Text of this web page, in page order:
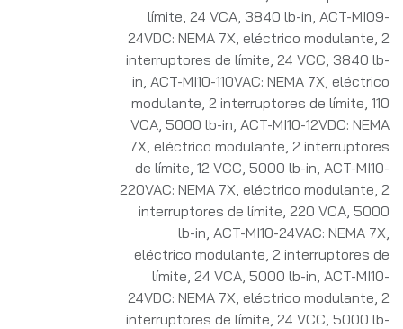
límite, 24 VCA, 3840 lb-in ACT-MI09-
24VDC: NEMA 7X, eléctrico modulante, 2
interruptores de límite, 24 VCC, 3840 lb-
in ACT-MI10-110VAC: NEMA 7X, eléctrico
modulante, 2 interruptores de límite, 110
VCA, 5000 lb-in ACT-MI10-12VDC: NEMA
7X, eléctrico modulante, 2 interruptores
de límite, 12 VCC, 5000 lb-in ACT-MI10-
220VAC: NEMA 7X, eléctrico modulante, 2
interruptores de límite, 220 VCA, 5000
lb-in ACT-MI10-24VAC: NEMA 7X,
eléctrico modulante, 2 interruptores de
límite, 24 VCA, 5000 lb-in ACT-MI10-
24VDC: NEMA 7X, eléctrico modulante, 2
interruptores de límite, 24 VCC, 5000 lb-